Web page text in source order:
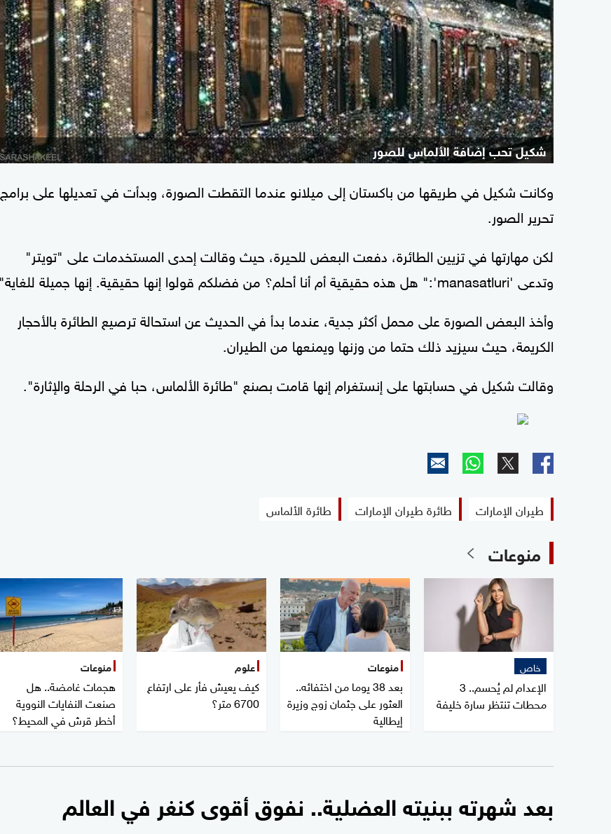
شكيل تحب إضافة الألماس للصور
وكانت شكيل في طريقها من باكستان إلى ميلانو عندما التقطت الصورة، وبدأت في تعديلها على برامج
تحرير الصور.
لكن مهارتها في تزيين الطائرة، دفعت البعض للحيرة، حيث وقالت إحدى المستخدمات على "تويتر"
وتدعى 'manasatluri':" هل هذه حقيقية أم أنا أحلم؟ من فضلكم قولوا إنها حقيقية. إنها جميلة للغاية".
وأخذ البعض الصورة على محمل أكثر جدية، عندما بدأ في الحديث عن استحالة ترصيع الطائرة بالأحجار
الكريمة، حيث سيزيد ذلك حتما من وزنها ويمنعها من الطيران.
وقالت شكيل في حسابتها على إنستغرام إنها قامت بصنع "طائرة الألماس، حبا في الرحلة والإثارة".
طيران الإمارات طائرة طيران الإمارات طائرة الألماس
منوعات
خاص
الإعدام لم يُحسم.. 3
محطات تنتظر سارة خليفة
منوعات
بعد 38 يوما من اختفائه..
العثور على جثمان زوج وزيرة
إيطالية
علوم
كيف يعيش فأر على ارتفاع
6700 متر؟
منوعات
هجمات غامضة.. هل
صنعت النفايات النووية
أخطر قرش في المحيط؟
بعد شهرته ببنيته العضلية.. نفوق أقوى كنغر في العالم